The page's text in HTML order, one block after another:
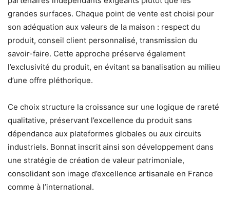
grandes surfaces. Chaque point de vente est choisi pour
son adéquation aux valeurs de la maison : respect du
produit, conseil client personnalisé, transmission du
savoir-faire. Cette approche préserve également
l’exclusivité du produit, en évitant sa banalisation au milieu
d’une offre pléthorique.
Ce choix structure la croissance sur une logique de rareté
qualitative, préservant l’excellence du produit sans
dépendance aux plateformes globales ou aux circuits
industriels. Bonnat inscrit ainsi son développement dans
une stratégie de création de valeur patrimoniale,
consolidant son image d’excellence artisanale en France
comme à l’international.